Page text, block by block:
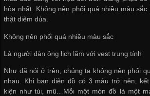
hòa nhất. Không nên phối quá nhiều màu
thật diêm dúa.
Không nên phối quá nhiều màu sắc
Là người đàn ông lịch lãm với vest trung tính
Như đã nói ở trên, chúng ta không nên phối
nhau. Khi bạn diện đồ có 3 màu trở nên,
kiện như túi, mũ…Mỗi một món đồ là một